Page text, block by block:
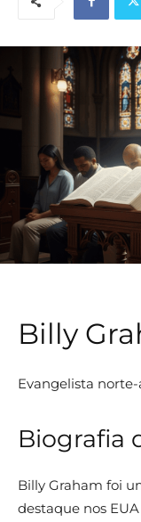
Billy
Evangelista
Biografia
Billy Graham foi
destaque nos